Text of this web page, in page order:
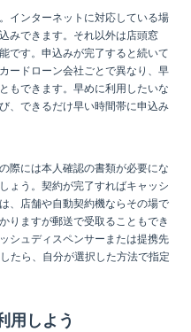
インターネットに対応している場
みできます。それ以外は店頭窓
です。申込みが完了すると続いて
ードローン会社ごとで異なり、早
もできます。早めに利用したいな
、できるだけ早い時間帯に申込み
際には本人確認の書類が必要にな
ょう。契約が完了すればキャッシ
、店舗や自動契約機ならその場で
りますが郵送で受取ることもでき
シュディスペンサーまたは提携先
たら、自分が選択した方法で指定
用しよう